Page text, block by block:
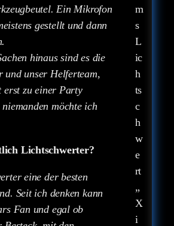
m
s
L
ic
h
ts
c
h
w
e
rt
„
X
i
Ein Mikrofon
gestellt und dann
hinaus sind es die
und unser Helferteam,
erst zu einer Party
möchte ich
Lichtschwerter?
eine der besten
Seit ich denken kann
Fan und egal ob